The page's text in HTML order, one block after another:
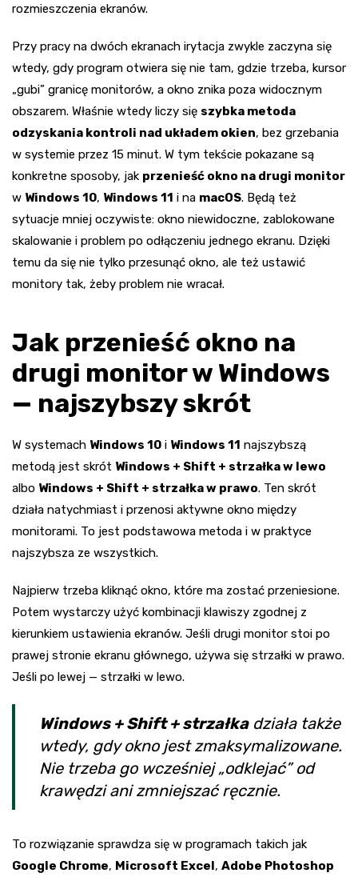
rozmieszczenia ekranów.
Przy pracy na dwóch ekranach irytacja zwykle zaczyna się
wtedy, gdy program otwiera się nie tam, gdzie trzeba, kursor
„gubi” granicę monitorów, a okno znika poza widocznym
obszarem. Właśnie wtedy liczy się szybka metoda
odzyskania kontroli nad układem okien, bez grzebania
w systemie przez 15 minut. W tym tekście pokazane są
konkretne sposoby, jak przenieść okno na drugi monitor
w Windows 10, Windows 11 i na macOS. Będą też
sytuacje mniej oczywiste: okno niewidoczne, zablokowane
skalowanie i problem po odłączeniu jednego ekranu. Dzięki
temu da się nie tylko przesunąć okno, ale też ustawić
monitory tak, żeby problem nie wracał.
Jak przenieść okno na
drugi monitor w Windows
— najszybszy skrót
W systemach Windows 10 i Windows 11 najszybszą
metodą jest skrót Windows + Shift + strzałka w lewo
albo Windows + Shift + strzałka w prawo. Ten skrót
działa natychmiast i przenosi aktywne okno między
monitorami. To jest podstawowa metoda i w praktyce
najszybsza ze wszystkich.
Najpierw trzeba kliknąć okno, które ma zostać przeniesione.
Potem wystarczy użyć kombinacji klawiszy zgodnej z
kierunkiem ustawienia ekranów. Jeśli drugi monitor stoi po
prawej stronie ekranu głównego, używa się strzałki w prawo.
Jeśli po lewej — strzałki w lewo.
Windows + Shift + strzałkadziała także
wtedy, gdy okno jest zmaksymalizowane.
Nie trzeba go wcześniej „odklejać” od
krawędzi ani zmniejszać ręcznie.
To rozwiązanie sprawdza się w programach takich jak
Google Chrome, Microsoft Excel, Adobe Photoshop